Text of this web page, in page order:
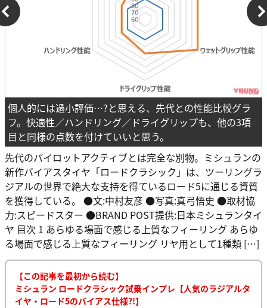
個人的には過小評価…?と思える、先代との性能比較グラ
フ。快適性／ハンドリング／ドライグリップも、他の3項
目と同様の点数を付けていいと思う。
先代のパイロットアクティブとは完全な別物。ミシュランの
新作バイアスタイヤ「ロードクラシック」は、ツーリングラ
ジアルの世界で絶大な支持を得ているロード5に通じる資質
を獲得している。 ●文:中村友彦 ●写真:真弓悟史 ●取材協
力:スピードスター ●BRAND POST提供:日本ミシュランタイ
ヤ 目次 1 あらゆる場面で感じる上質なフィーリング あらゆ
る場面で感じる上質なフィーリング リヤ用として1種類 […]
【この記事を最初から読む】
ミシュラン ロードクラシック試乗インプレ【人気のラジアルタ
イヤ・ロード5のバイアス仕様?!】